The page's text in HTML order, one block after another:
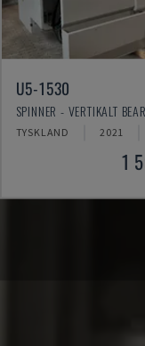
U5-1530
SPINNER - VERTIKALT
TYSKLAND 2021
1